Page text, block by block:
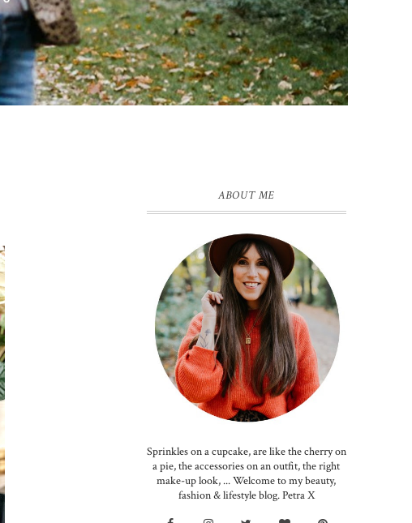
ABOUT ME
Sprinkles on a cupcake, are like the cherry on
a pie, the accessories on an outfit, the right
make-up look, ... Welcome to my beauty,
fashion & lifestyle blog. Petra X